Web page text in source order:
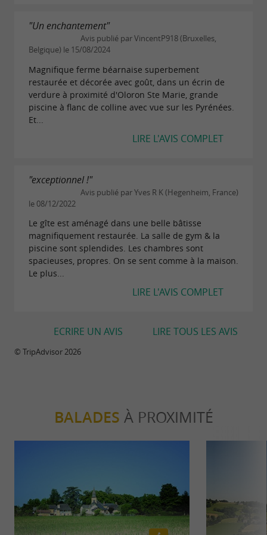
"Un enchantement"
Avis publié par VincentP918 (Bruxelles,
Belgique) le 15/08/2024
Magnifique ferme béarnaise superbement
restaurée et décorée avec goût, dans un écrin de
verdure à proximité d'Oloron Ste Marie, grande
piscine à flanc de colline avec vue sur les Pyrénées.
Et...
LIRE L'AVIS COMPLET
"exceptionnel !"
Avis publié par Yves R K (Hegenheim, France)
le 08/12/2022
Le gîte est aménagé dans une belle bâtisse
magnifiquement restaurée. La salle de gym & la
piscine sont splendides. Les chambres sont
spacieuses, propres. On se sent comme à la maison.
Le plus...
LIRE L'AVIS COMPLET
LIRE TOUS LES AVIS
ECRIRE UN AVIS
© TripAdvisor 2026
BALADES À PROXIMITÉ